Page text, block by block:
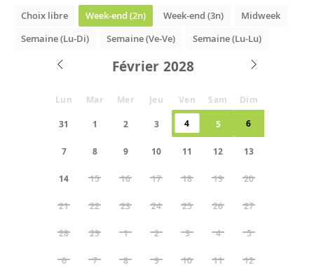
Choix libre Week-end (2n) Week-end (3n)
Midweek
Semaine (Lu-Di)
Semaine (Ve-Ve) Semaine (Lu-Lu)
Février
Lun Mar Mer Jeu Ven Sam Dim
31 1 2 3 4 5 6
7 8 9 10 11 12 13
14 15 16 17 18 19 20
21 22 23 24 25 26 27
28 29 1 2 3 4 5
6 7 8 9 10 11 12